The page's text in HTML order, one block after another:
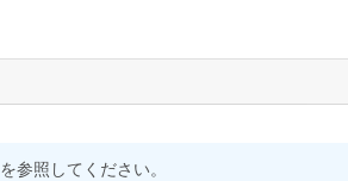
を参照してください。